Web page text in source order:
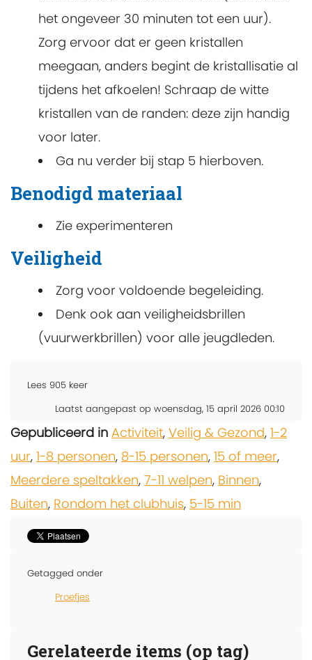
het ongeveer 30 minuten tot een uur).
Zorg ervoor dat er geen kristallen
meegaan, anders begint de kristallisatie al
tijdens het afkoelen! Schraap de witte
kristallen van de randen: deze zijn handig
voor later.
Ga nu verder bij stap 5 hierboven.
Benodigd materiaal
Zie experimenteren
Veiligheid
Zorg voor voldoende begeleiding.
Denk ook aan veiligheidsbrillen
(vuurwerkbrillen) voor alle jeugdleden.
Lees 905 keer
Laatst aangepast op woensdag, 15 april 2026 00:10
Gepubliceerd in Activiteit, Veilig & Gezond, 1-2
uur, 1-8 personen, 8-15 personen, 15 of meer,
Meerdere speltakken, 7-11 welpen, Binnen,
Buiten, Rondom het clubhuis, 5-15 min
Getagged onder
Proefjes
Gerelateerde items (op tag)